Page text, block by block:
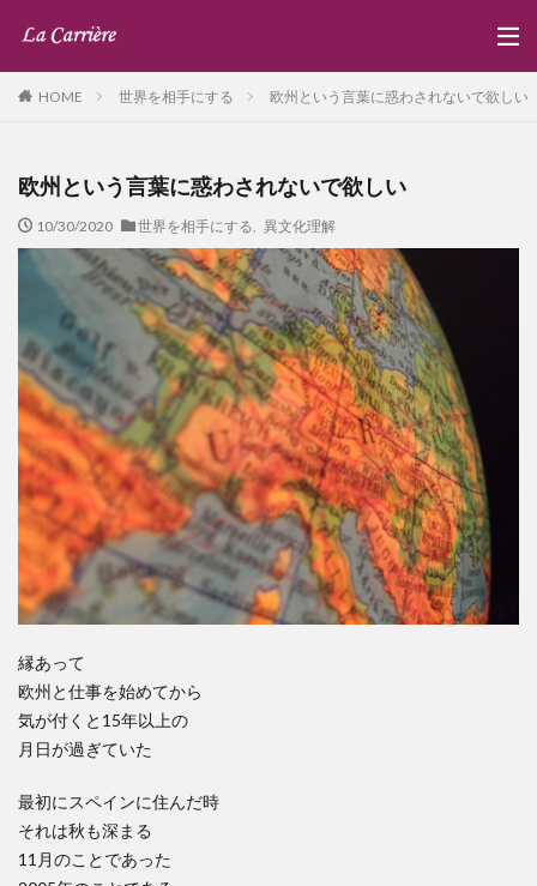
HOME 世界を相手にする 欧州という言葉に惑わされないで欲しい
欧州という言葉に惑わされないで欲しい
10/30/2020 世界を相手にする 異文化理解
縁あって
欧州と仕事を始めてから
気が付くと15年以上の
月日が過ぎていた
最初にスペインに住んだ時
それは秋も深まる
11月のことであった